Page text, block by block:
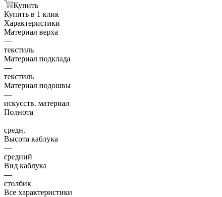
Купить
Купить в 1 клик
Характеристики
Материал верха
—
текстиль
Материал подклада
—
текстиль
Материал подошвы
—
искусств. материал
Полнота
—
средн.
Высота каблука
—
средний
Вид каблука
—
столбик
Все характеристики